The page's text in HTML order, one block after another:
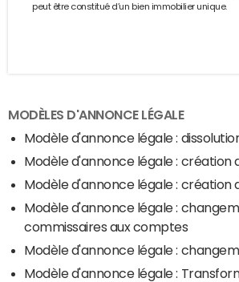
peut être constitué d’un bien immobilier unique.
MODÈLES D'ANNONCE LÉGALE
Modèle d'annonce légale :
Modèle d'annonce légale : création
Modèle d'annonce légale : création
Modèle d'annonce légale :
commissaires aux comptes
Modèle d'annonce légale :
Modèle d'annonce légale :